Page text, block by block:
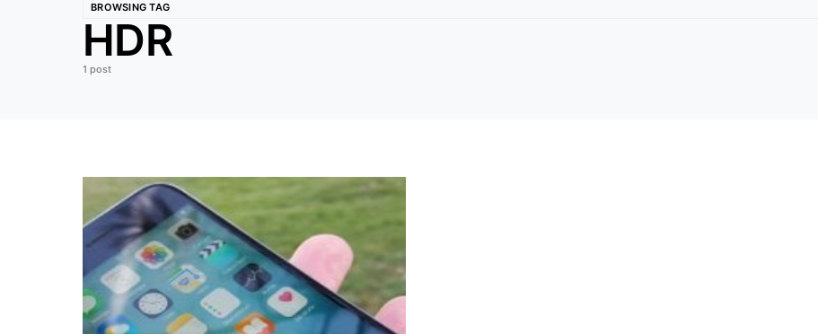
BROWSING TAG
HDR
1 post